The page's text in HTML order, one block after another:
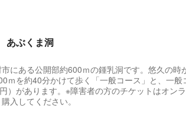
あぶくま洞
にある公開部約600ｍの鍾乳洞です。悠久の
ｍを約40分かけて歩く「一般コース」と、一
）があります。※障害者の方のチケットはオン
入してください。